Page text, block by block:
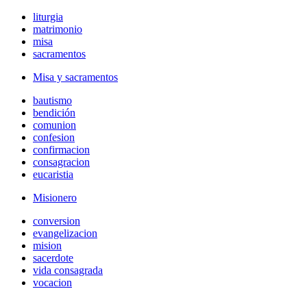
liturgia
matrimonio
misa
sacramentos
Misa y sacramentos
bautismo
bendición
comunion
confesion
confirmacion
consagracion
eucaristia
Misionero
conversion
evangelizacion
mision
sacerdote
vida consagrada
vocacion